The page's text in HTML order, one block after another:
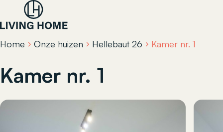
Home Onze huizen Hellebaut 26 Kamer nr. 1
Kamer nr. 1